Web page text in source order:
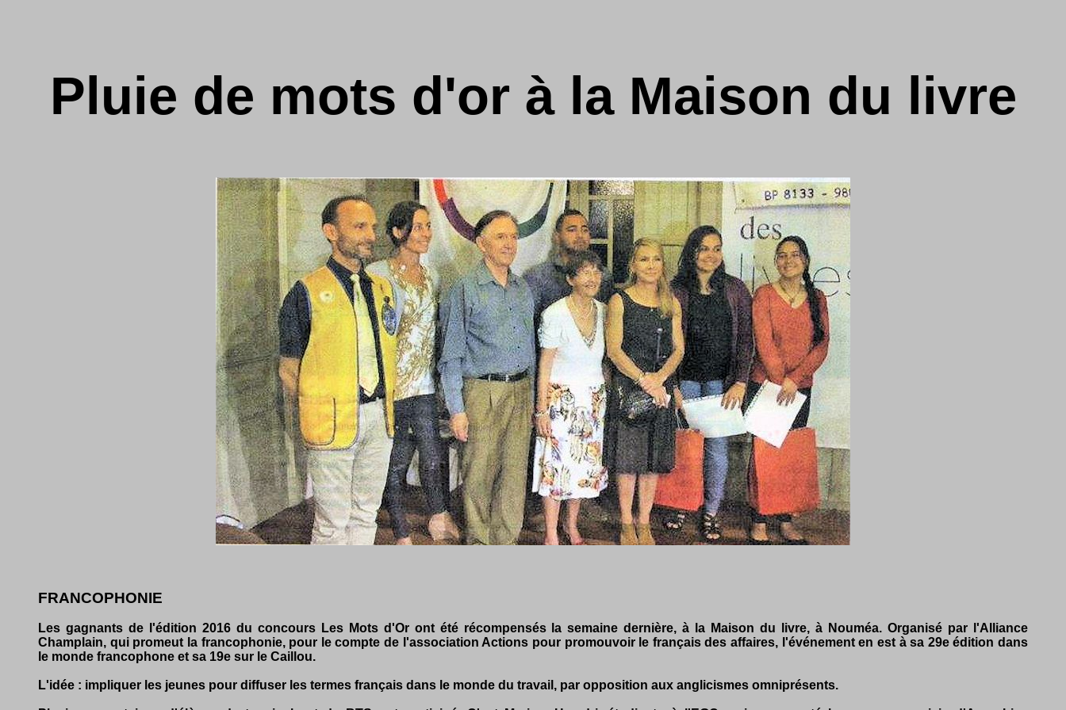
Pluie de mots d'or à la Maison du livre
FRANCOPHONIE
Les gagnants de l'édition 2016 du concours Les Mots d'Or ont été récompensés la semaine dernière, à la Maison du livre, à Nouméa. Organisé par l'Alliance
Champlain, qui promeut la francophonie, pour le compte de l'association Actions pour promouvoir le français des affaires, l'événement en est à sa 29e édition dans
le monde francophone et sa 19e sur le Caillou.
L'idée : impliquer les jeunes pour diffuser les termes français dans le monde du travail, par opposition aux anglicismes omniprésents.